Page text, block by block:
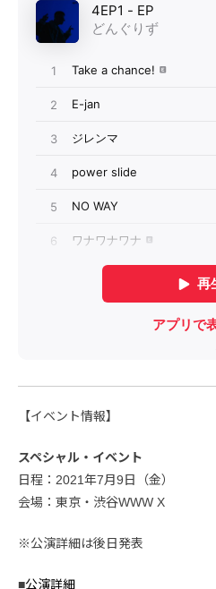
【イベント情報】
スペシャル・イベント
日程：2021年7月9日（金）
会場：東京・渋谷WWW X
※公演詳細は後日発表
■公演詳細